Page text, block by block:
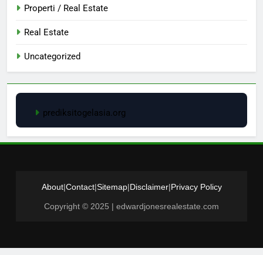
Properti / Real Estate
Real Estate
Uncategorized
prediksitogelasia.org
About|Contact|Sitemap|Disclaimer|Privacy Policy
Copyright © 2025 | edwardjonesrealestate.com